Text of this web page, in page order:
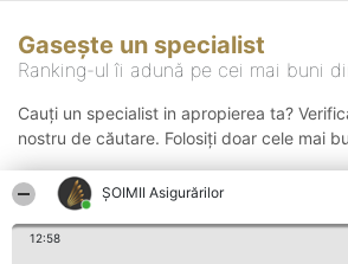
ȘOIMII Asigurărilor
12:58
Gasește un specialist
Ranking-ul îi adună pe cei mai buni
Cauți un specialist in apropierea ta?
nostru de căutare. Folosiți doar cele mai